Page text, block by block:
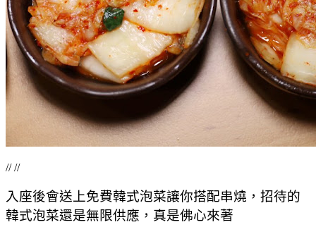
// //
入座後會送上免費韓式泡菜讓你搭配串燒，招待的
韓式泡菜還是無限供應，真是佛心來著